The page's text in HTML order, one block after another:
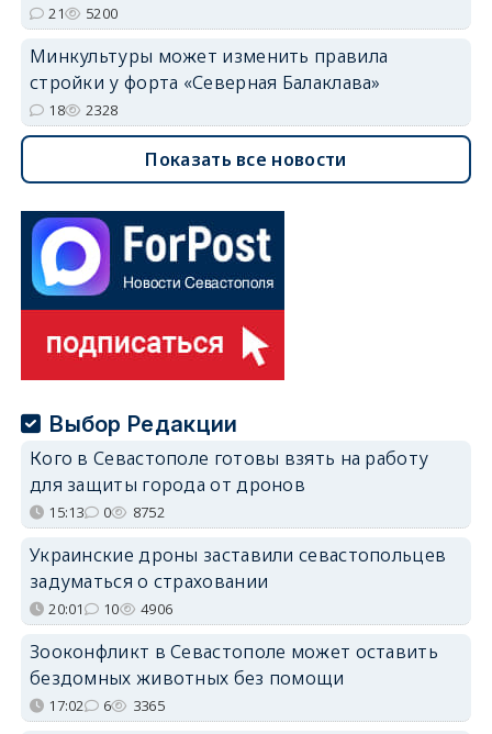
21 5200
Минкультуры может изменить правила
стройки у форта «Северная Балаклава»
18 2328
Показать все новости
Выбор Редакции
Кого в Севастополе готовы взять на работу
для защиты города от дронов
15:13 0 8752
Украинские дроны заставили севастопольцев
задуматься о страховании
20:01 10 4906
Зооконфликт в Севастополе может оставить
бездомных животных без помощи
17:02 6 3365